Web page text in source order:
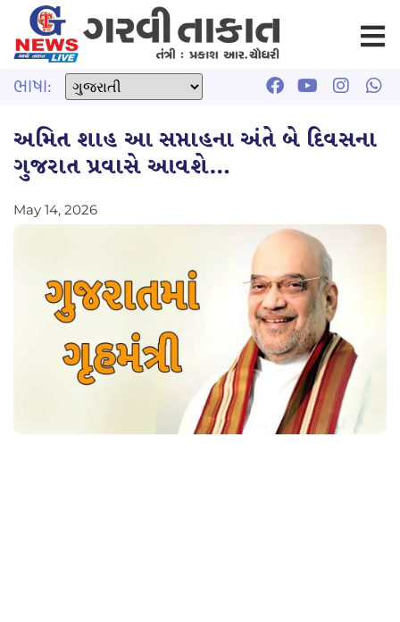
ભાષા:
અમિત શાહ આ સપ્તાહના અંતે બે દિવસના
ગુજરાત પ્રવાસે આવશે…
May 14, 2026